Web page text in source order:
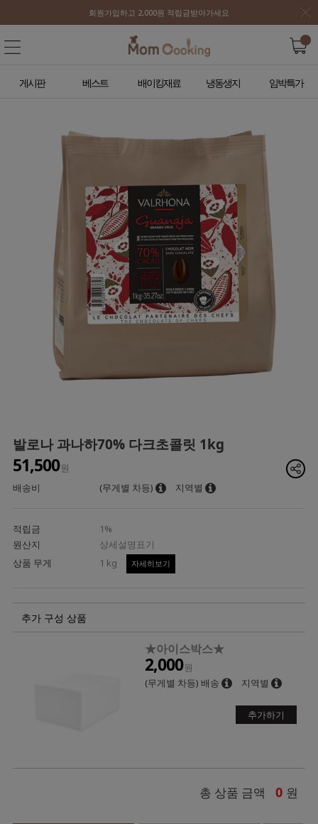
회원가입하고 2,000원 적립금받아가세요
게시판 베스트 배이킹재료 냉동생지 임박특가
발로나 과나하70% 다크초콜릿 1kg
51,500원
배송비
(무게별 차등) 지역별
적립금
1%
원산지
상세설명표기
상품 무게
1 kg 자세히보기
추가 구성 상품
★아이스박스★
2,000원
(무게별 차등) 배송
지역별
추가하기
총 상품 금액 0 원